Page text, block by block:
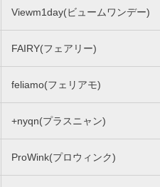
Viewm1day(ビュームワンデー)
FAIRY(フェアリー)
feliamo(フェリアモ)
+nyqn(プラスニャン)
ProWink(プロウィンク)